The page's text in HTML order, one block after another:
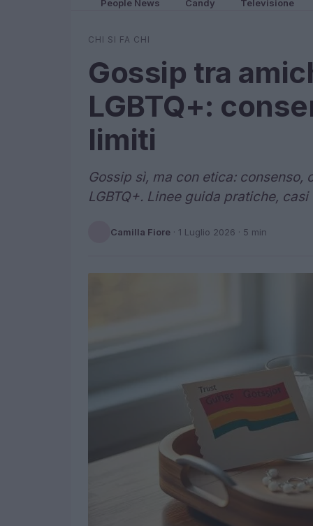
People News Candy Televisione
CHI SI FA CHI
Gossip tra
LGBTQ+:
limiti
Gossip sì, ma con etica:
LGBTQ+. Linee guida pratiche,
Camilla Fiore · 1 Luglio 2026 · 5 min